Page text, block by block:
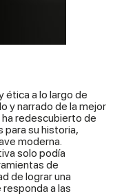
ética a lo largo de
y narrado de la mejor
redescubierto de
su historia,
moderna.
solo podía
de
de lograr una
a las